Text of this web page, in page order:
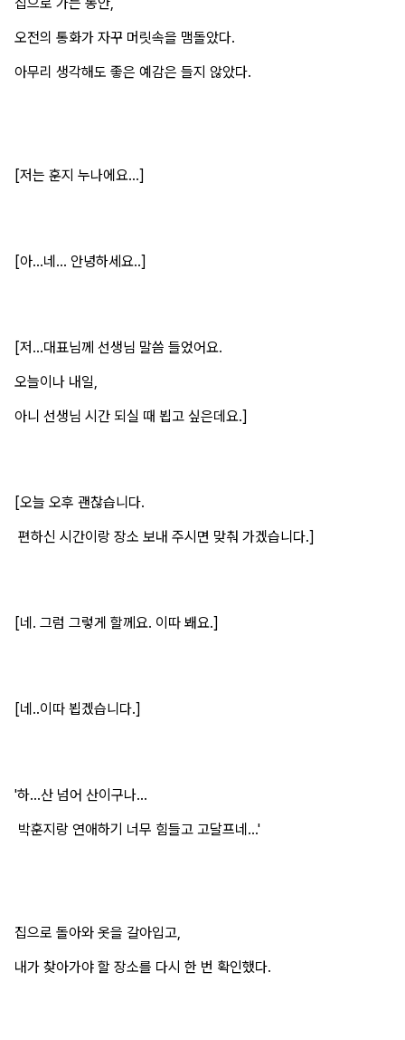
오전의 통화가 자꾸 머릿속을 맴돌았다.
아무리 생각해도 좋은 예감은 들지 않았다.
[저는 훈지 누나에요...]
[아...네... 안녕하세요..]
[저...대표님께 선생님 말씀 들었어요.
오늘이나 내일,
아니 선생님 시간 되실 때 뵙고 싶은데요.]
[오늘 오후 괜찮습니다.
편하신 시간이랑 장소 보내 주시면 맞춰 가겠습니다.]
[네. 그럼 그렇게 할께요. 이따 봬요.]
[네..이따 뵙겠습니다.]
'하...산 넘어 산이구나...
박훈지랑 연애하기 너무 힘들고 고달프네...'
집으로 돌아와 옷을 갈아입고,
내가 찾아가야 할 장소를 다시 한 번 확인했다.